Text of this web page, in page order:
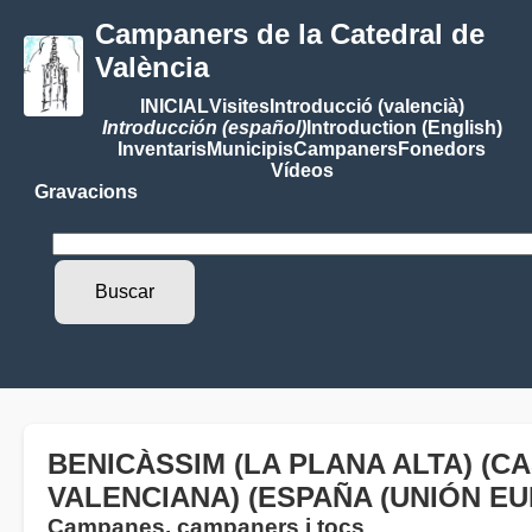
Campaners de la Catedral de
València
INICIALVisitesIntroducció (valencià)
Introducción (español)Introduction (English)
InventarisMunicipisCampanersFonedors
Vídeos
Gravacions
BENICÀSSIM (LA PLANA ALTA)
VALENCIANA) (ESPAÑA (UNIÓN
Campanes, campaners i tocs